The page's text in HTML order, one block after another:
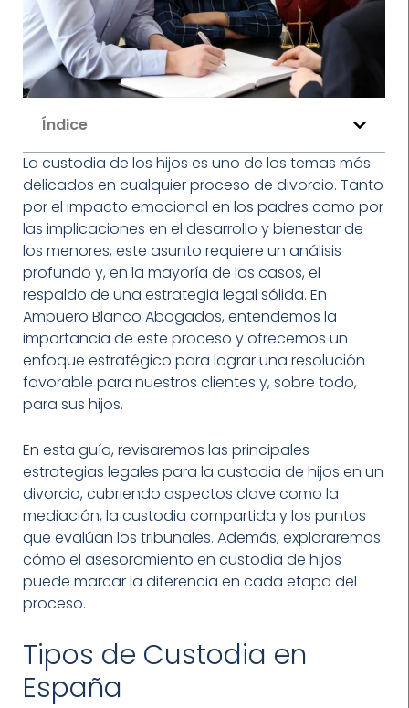
Índice
La custodia de los hijos es uno de los temas más
delicados en cualquier proceso de divorcio. Tanto
por el impacto emocional en los padres como por
las implicaciones en el desarrollo y bienestar de
los menores, este asunto requiere un análisis
profundo y, en la mayoría de los casos, el
respaldo de una estrategia legal sólida. En
Ampuero Blanco Abogados, entendemos la
importancia de este proceso y ofrecemos un
enfoque estratégico para lograr una resolución
favorable para nuestros clientes y, sobre todo,
para sus hijos.
En esta guía, revisaremos las principales
estrategias legales para la custodia de hijos en un
divorcio, cubriendo aspectos clave como la
mediación, la custodia compartida y los puntos
que evalúan los tribunales. Además, exploraremos
cómo el asesoramiento en custodia de hijos
puede marcar la diferencia en cada etapa del
proceso.
Tipos de Custodia en
España